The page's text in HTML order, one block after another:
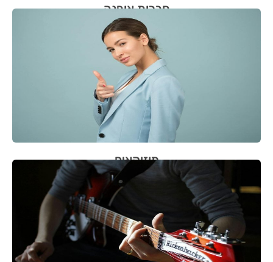
חברות אופנה
מוזיקאים